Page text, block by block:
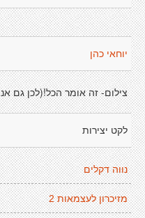
יוחאי כהן
צילום- זה אומר הכל!(לכן גם
לקט יצירות
נווה דקלים
מזיכרון לעצמאות 2